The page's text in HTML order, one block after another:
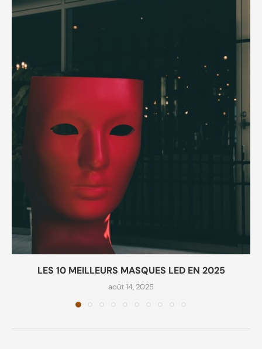
LES 10 MEILLEURS MASQUES LED EN 2025
août 14, 2025